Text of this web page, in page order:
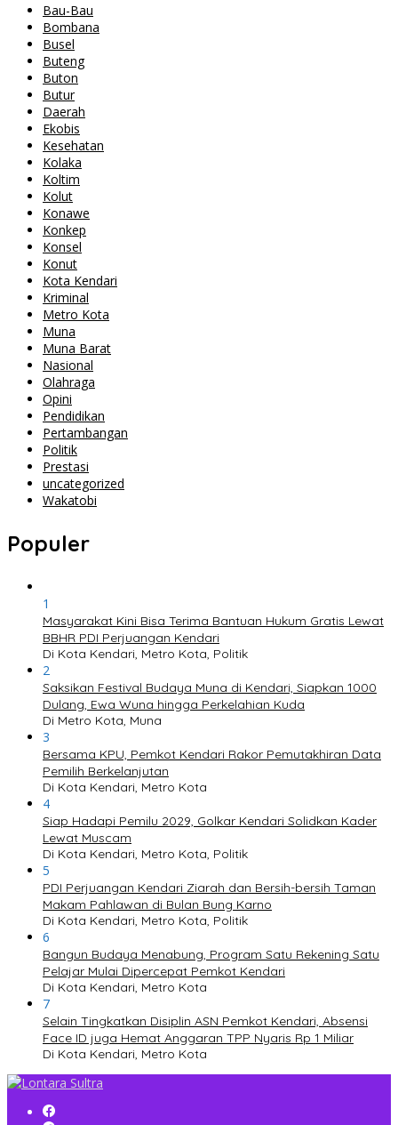
Bau-Bau
Bombana
Busel
Buteng
Buton
Butur
Daerah
Ekobis
Kesehatan
Kolaka
Koltim
Kolut
Konawe
Konkep
Konsel
Konut
Kota Kendari
Kriminal
Metro Kota
Muna
Muna Barat
Nasional
Olahraga
Opini
Pendidikan
Pertambangan
Politik
Prestasi
uncategorized
Wakatobi
Populer
1
Masyarakat Kini Bisa Terima Bantuan Hukum Gratis Lewat
BBHR PDI Perjuangan Kendari
Di Kota Kendari, Metro Kota, Politik
2
Saksikan Festival Budaya Muna di Kendari, Siapkan 1000
Dulang, Ewa Wuna hingga Perkelahian Kuda
Di Metro Kota, Muna
3
Bersama KPU, Pemkot Kendari Rakor Pemutakhiran Data
Pemilih Berkelanjutan
Di Kota Kendari, Metro Kota
4
Siap Hadapi Pemilu 2029, Golkar Kendari Solidkan Kader
Lewat Muscam
Di Kota Kendari, Metro Kota, Politik
5
PDI Perjuangan Kendari Ziarah dan Bersih-bersih Taman
Makam Pahlawan di Bulan Bung Karno
Di Kota Kendari, Metro Kota, Politik
6
Bangun Budaya Menabung, Program Satu Rekening Satu
Pelajar Mulai Dipercepat Pemkot Kendari
Di Kota Kendari, Metro Kota
7
Selain Tingkatkan Disiplin ASN Pemkot Kendari, Absensi
Face ID juga Hemat Anggaran TPP Nyaris Rp 1 Miliar
Di Kota Kendari, Metro Kota